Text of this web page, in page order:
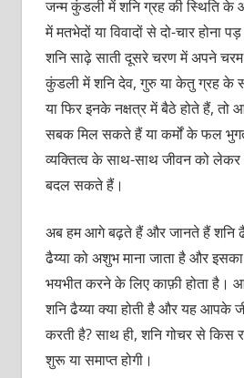
जन्म कुंडली में शनि ग्रह की स्थिति के
में मतभेदों या विवादों से दो-चार होना
शनि साढ़े साती दूसरे चरण में अपने
कुंडली में शनि देव, गुरु या केतु ग्रह के
या फिर इनके नक्षत्र में बैठे होते हैं, तो
सबक मिल सकते हैं या कर्मों के फल
व्यक्तित्व के साथ-साथ जीवन को
बदल सकते हैं।
अब हम आगे बढ़ते हैं और जानते हैं शनि
ढैय्या को अशुभ माना जाता है और इसका
भयभीत करने के लिए काफ़ी होता है।
शनि ढैय्या क्या होती है और यह आपके
करती है? साथ ही, शनि गोचर से किस
शुरू या समाप्त होगी।